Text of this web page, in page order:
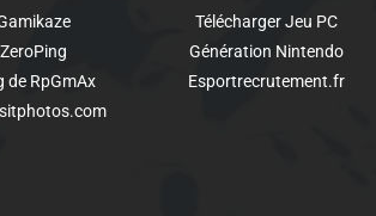
ZeroPing
de RpGmAx
Télécharger Jeu PC
Génération Nintendo
Esportrecrutement.fr